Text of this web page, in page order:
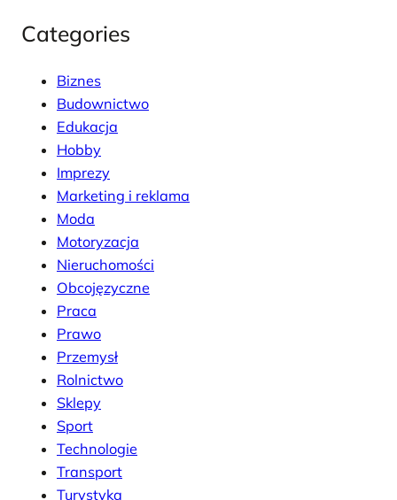
Categories
Biznes
Budownictwo
Edukacja
Hobby
Imprezy
Marketing i reklama
Moda
Motoryzacja
Nieruchomości
Obcojęzyczne
Praca
Prawo
Przemysł
Rolnictwo
Sklepy
Sport
Technologie
Transport
Turystyka